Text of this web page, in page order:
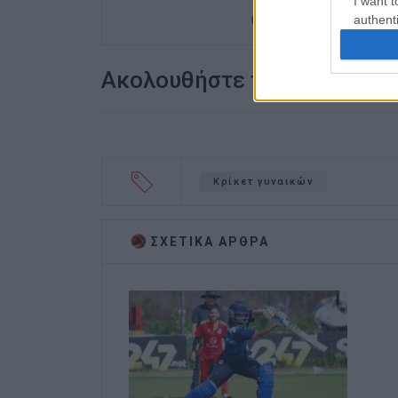
(στα πρώτα χρόνια
Ακολουθήστε το enimerosi
Κρίκετ γυναικών
ΣΧΕΤΙΚA AΡΘΡΑ